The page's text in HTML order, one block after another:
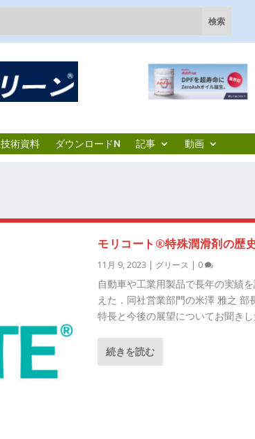
技術資料 ダウンロードN 記事 動画
モリコート®特殊潤滑剤の歴
11月 9, 2023 | グリース | 0
自動車や工業用製品で長年の実績
えた．同社営業部門の米澤 雅之
特長と今後の展望についてお聞き
続きを読む